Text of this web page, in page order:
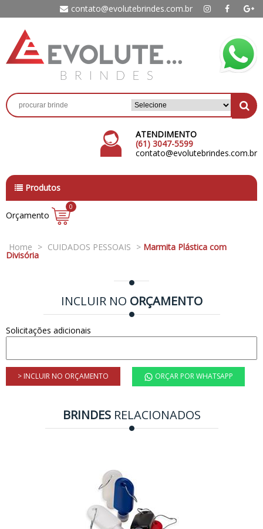
contato@evolutebrindes.com.br
ATENDIMENTO
(61) 3047-5599
contato@evolutebrindes.com.br
Produtos
Orçamento
0
Home > CUIDADOS PESSOAIS > Marmita Plástica com
Divisória
INCLUIR NO ORÇAMENTO
Solicitações adicionais
> INCLUIR NO ORÇAMENTO ORÇAR POR WHATSAPP
BRINDESRELACIONADOS